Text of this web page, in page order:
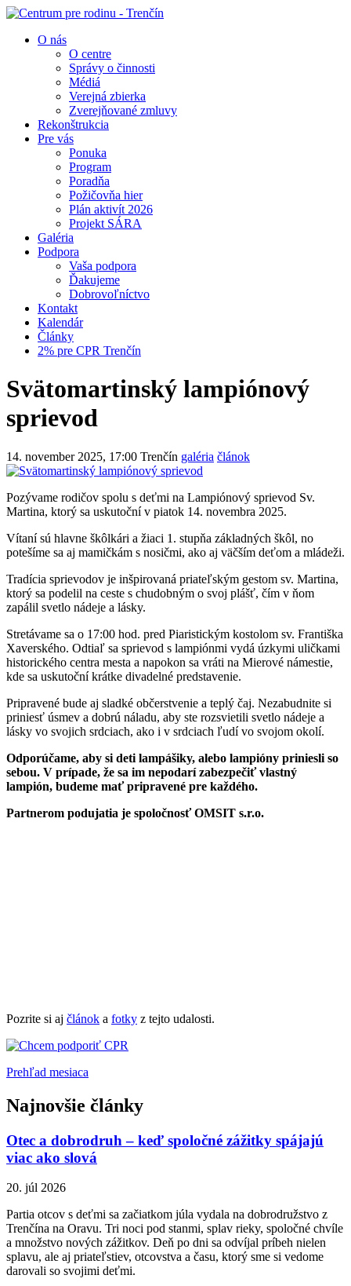
O nás
O centre
Správy o činnosti
Médiá
Verejná zbierka
Zverejňované zmluvy
Rekonštrukcia
Pre vás
Ponuka
Program
Poradňa
Požičovňa hier
Plán aktivít 2026
Projekt SÁRA
Galéria
Podpora
Vaša podpora
Ďakujeme
Dobrovoľníctvo
Kontakt
Kalendár
Články
2% pre CPR Trenčín
Svätomartinský lampiónový
sprievod
14. november 2025, 17:00 Trenčín galéria článok
Pozývame rodičov spolu s deťmi na Lampiónový sprievod Sv.
Martina, ktorý sa uskutoční v piatok 14. novembra 2025.
Vítaní sú hlavne škôlkári a žiaci 1. stupňa základných škôl, no
potešíme sa aj mamičkám s nosičmi, ako aj väčším deťom a mládeži.
Tradícia sprievodov je inšpirovaná priateľským gestom sv. Martina,
ktorý sa podelil na ceste s chudobným o svoj plášť, čím v ňom
zapálil svetlo nádeje a lásky.
Stretávame sa o 17:00 hod. pred Piaristickým kostolom sv. Františka
Xaverského. Odtiaľ sa sprievod s lampiónmi vydá úzkymi uličkami
historického centra mesta a napokon sa vráti na Mierové námestie,
kde sa uskutoční krátke divadelné predstavenie.
Pripravené bude aj sladké občerstvenie a teplý čaj. Nezabudnite si
priniesť úsmev a dobrú náladu, aby ste rozsvietili svetlo nádeje a
lásky vo svojich srdciach, ako i v srdciach ľudí vo svojom okolí.
Odporúčame, aby si deti lampášiky, alebo lampióny priniesli so
sebou. V prípade, že sa im nepodarí zabezpečiť vlastný
lampión, budeme mať pripravené pre každého.
Partnerom podujatia je spoločnosť OMSIT s.r.o.
Pozrite si aj článok a fotky z tejto udalosti.
Prehľad mesiaca
Najnovšie články
Otec a dobrodruh – keď spoločné zážitky spájajú
viac ako slová
20. júl 2026
Partia otcov s deťmi sa začiatkom júla vydala na dobrodružstvo z
Trenčína na Oravu. Tri noci pod stanmi, splav rieky, spoločné chvíle
a množstvo nových zážitkov. Deň po dni sa odvíjal príbeh nielen
splavu, ale aj priateľstiev, otcovstva a času, ktorý sme si vedome
darovali so svojimi deťmi.